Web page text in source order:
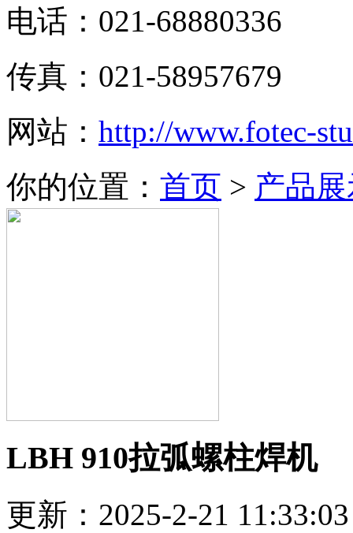
电话：021-68880336
传真：021-58957679
网站： http://www.fotec-
你的位置： 首页 > 产品
LBH 910拉弧螺柱焊机
更新：2025-2-21